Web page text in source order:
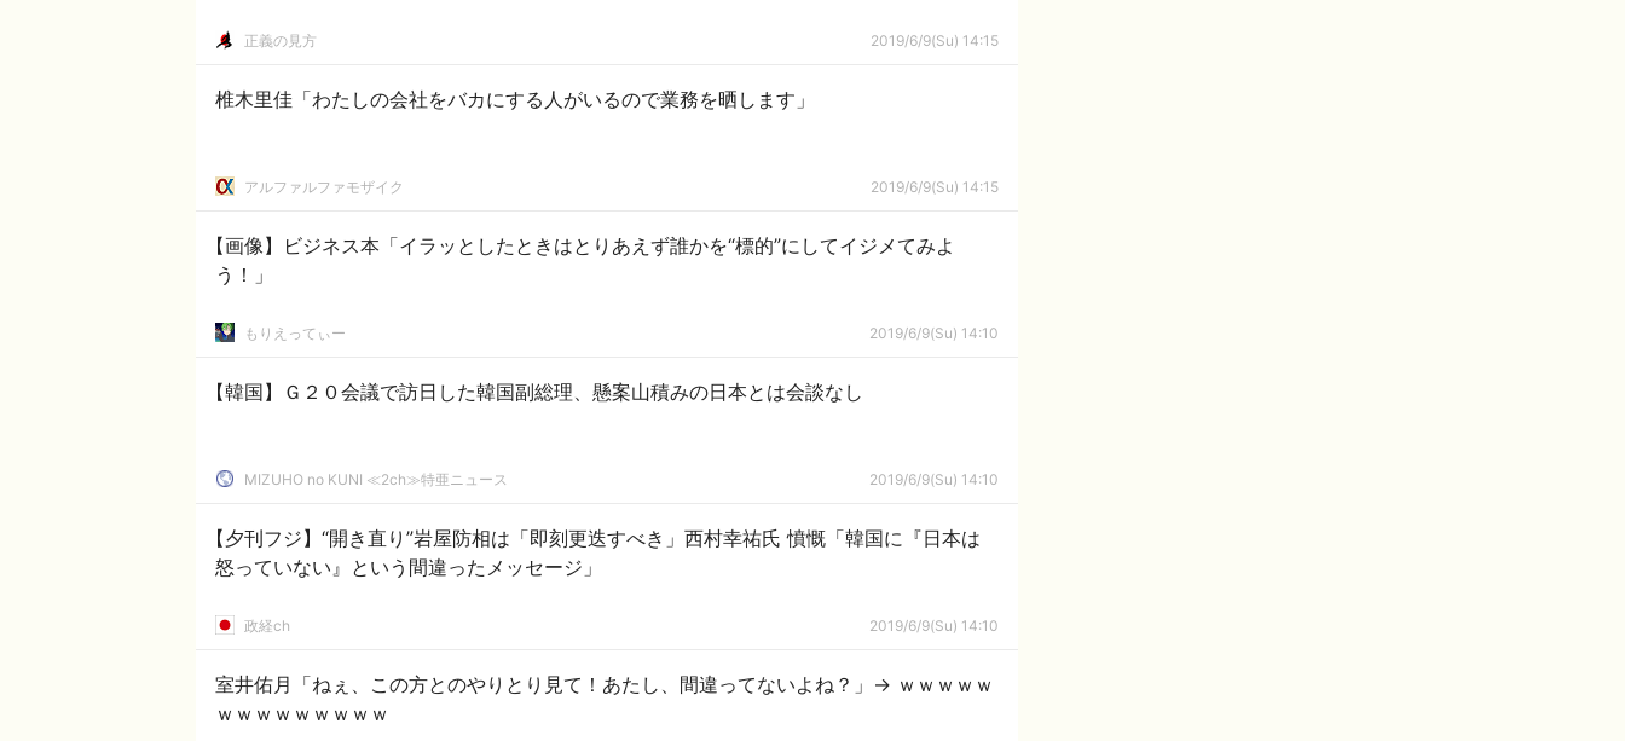
正義の見方 2019/6/9(Su) 14:15
椎木里佳「わたしの会社をバカにする人がいるので業務を晒します」
アルファルファモザイク 2019/6/9(Su) 14:15
【画像】ビジネス本「イラッとしたときはとりあえず誰かを“標的”にしてイジメてみよ
う！」
もりえってぃー 2019/6/9(Su) 14:10
【韓国】Ｇ２０会議で訪日した韓国副総理、懸案山積みの日本とは会談なし
MIZUHO no KUNI ≪2ch≫特亜ニュース 2019/6/9(Su) 14:10
【夕刊フジ】“開き直り”岩屋防相は「即刻更迭すべき」西村幸祐氏 憤慨「韓国に『日本は
怒っていない』という間違ったメッセージ」
政経ch 2019/6/9(Su) 14:10
室井佑月「ねぇ、この方とのやりとり見て！あたし、間違ってないよね？」→ ｗｗｗｗｗ
ｗｗｗｗｗｗｗｗｗ